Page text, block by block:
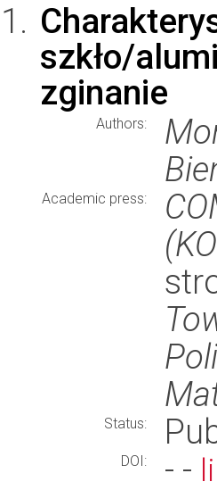
szkło/
zginanie
Authors:
Academic press:
Status:
DOI: - -